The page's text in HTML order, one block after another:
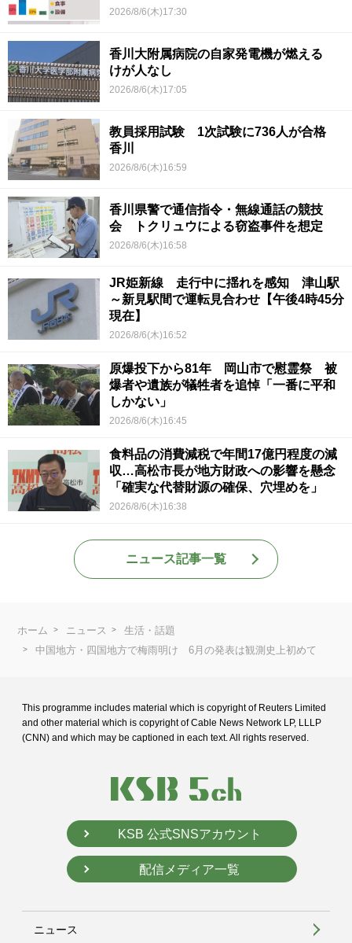
2026/8/6(木)17:30
香川大附属病院の自家発電機が燃える
けが人なし
2026/8/6(木)17:05
教員採用試験 1次試験に736人が合格
香川
2026/8/6(木)16:59
香川県警で通信指令・無線通話の競技
会 トクリュウによる窃盗事件を想定
2026/8/6(木)16:58
JR姫新線 走行中に揺れを感知 津山駅
～新見駅間で運転見合わせ【午後4時45分
現在】
2026/8/6(木)16:52
原爆投下から81年 岡山市で慰霊祭 被
爆者や遺族が犠牲者を追悼「一番に平和
しかない」
2026/8/6(木)16:45
食料品の消費減税で年間17億円程度の減
収…高松市長が地方財政への影響を懸念
「確実な代替財源の確保、穴埋めを」
2026/8/6(木)16:38
ニュース記事一覧
ホーム ニュース
生活・話題
中国地方・四国地方で梅雨明け 6月の発表は観測史上初めて
This programme includes material which is copyright of Reuters Limited
and other material which is copyright of Cable News Network LP, LLLP
(CNN) and which may be captioned in each text. All rights reserved.
KSB 公式SNSアカウント
配信メディア一覧
ニュース